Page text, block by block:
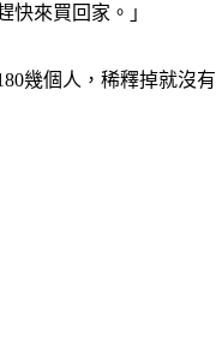
快來買回家。」
幾個人，稀釋掉就沒